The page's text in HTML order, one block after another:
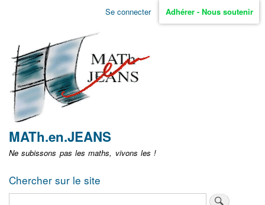
Aller
non
identifié
Se connecter Adhérer - Nous soutenir
MATh.en.JEANS
Ne subissons pas les maths, vivons les !
Chercher sur le site